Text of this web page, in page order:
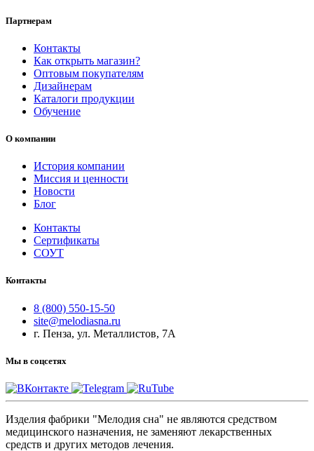
Партнерам
Контакты
Как открыть магазин?
Оптовым покупателям
Дизайнерам
Каталоги продукции
Обучение
О компании
История компании
Миссия и ценности
Новости
Блог
Контакты
Сертификаты
СОУТ
Контакты
8 (800) 550-15-50
site@melodiasna.ru
г. Пенза, ул. Металлистов, 7А
Мы в соцсетях
Изделия фабрики "Мелодия сна" не являются средством
медицинского назначения, не заменяют лекарственных
средств и других методов лечения.